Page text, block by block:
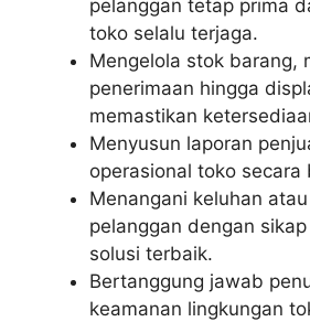
pelanggan tetap prima
toko selalu terjaga.
Mengelola stok barang,
penerimaan hingga
memastikan
Menyusun laporan
operasional toko secara
Menangani keluhan
pelanggan dengan
solusi terbaik.
Bertanggung jawab
keamanan lingkungan